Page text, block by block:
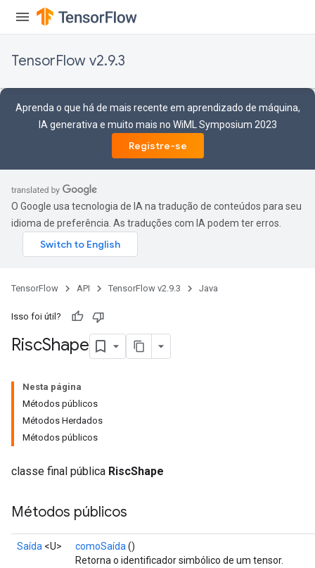
TensorFlow v2.9.3
Aprenda o que há de mais recente em aprendizado de máquina,
IA generativa e muito mais no WiML Symposium 2023
Registre-se
O Google usa tecnologia de IA na tradução de conteúdos para seu
idioma de preferência. As traduções com IA podem ter erros.
TensorFlow API TensorFlow v2.9.3 Java
Isso foi útil?
RiscShape
Nesta página
Métodos públicos
Métodos Herdados
Métodos públicos
classe final pública RiscShape
Métodos públicos
Saída <U> comoSaída ()
Retorna o identificador simbólico de um tensor.